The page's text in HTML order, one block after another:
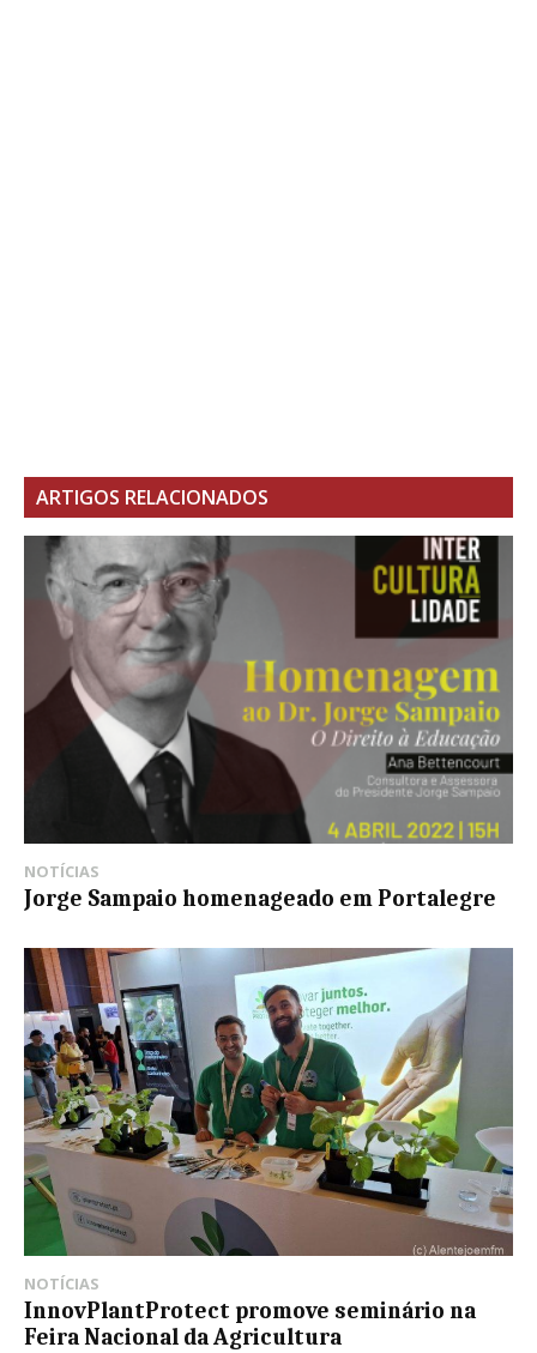
ARTIGOS RELACIONADOS
NOTÍCIAS
Jorge Sampaio homenageado em Portalegre
NOTÍCIAS
InnovPlantProtect promove seminário na
Feira Nacional da Agricultura